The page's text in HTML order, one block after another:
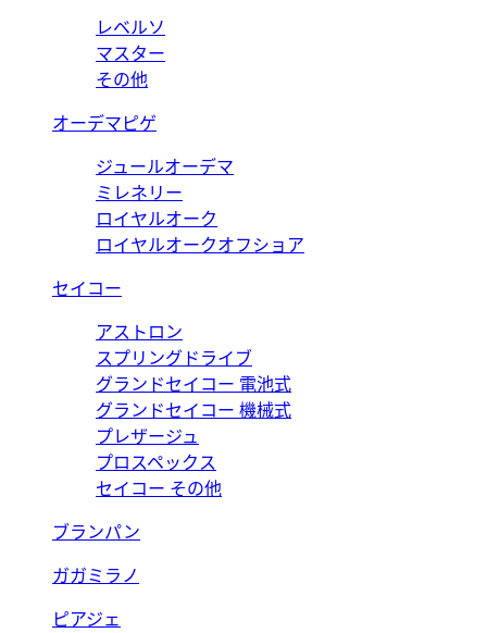
レベルソ
マスター
その他
オーデマピゲ
ジュールオーデマ
ミレネリー
ロイヤルオーク
ロイヤルオークオフショア
セイコー
アストロン
スプリングドライブ
グランドセイコー 電池式
グランドセイコー 機械式
プレザージュ
プロスペックス
セイコー その他
ブランパン
ガガミラノ
ピアジェ